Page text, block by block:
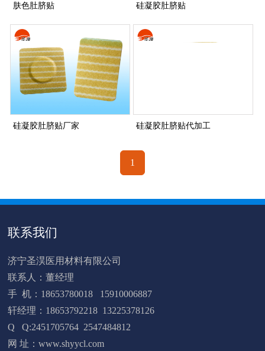
肤色肚脐贴
硅凝胶肚脐贴厂家
硅凝胶肚脐贴
硅凝胶肚脐贴代加工
1
联系我们
济宁圣淏医用材料有限公司
联系人：董经理
手 机：18653780018 15910006887
轩经理：18653792218 13225378126
Q Q:2451705764 2547484812
网 址：www.shyycl.com